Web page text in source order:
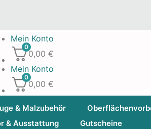
Mein Konto
0
0,00 €
Mein Konto
0
0,00 €
& Malzubehör
& Ausstattung Gutscheine